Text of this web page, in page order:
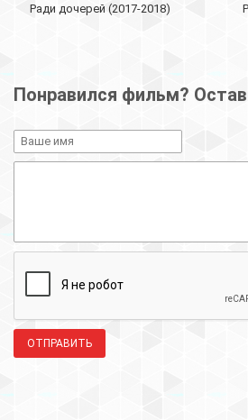
Ради дочерей (2017-2018)
Понравился фильм?
ОТПРАВИТЬ